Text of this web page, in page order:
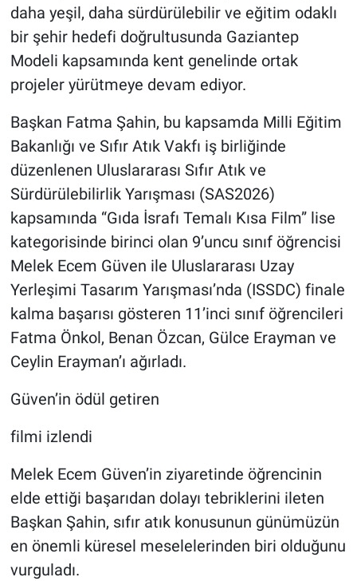
daha yeşil, daha sürdürülebilir ve eğitim odaklı
bir şehir hedefi doğrultusunda Gaziantep
Modeli kapsamında kent genelinde ortak
projeler yürütmeye devam ediyor.
Başkan Fatma Şahin, bu kapsamda Milli Eğitim
Bakanlığı ve Sıfır Atık Vakfı iş birliğinde
düzenlenen Uluslararası Sıfır Atık ve
Sürdürülebilirlik Yarışması (SAS2026)
kapsamında “Gıda İsrafı Temalı Kısa Film” lise
kategorisinde birinci olan 9’uncu sınıf öğrencisi
Melek Ecem Güven ile Uluslararası Uzay
Yerleşimi Tasarım Yarışması’nda (ISSDC) finale
kalma başarısı gösteren 11’inci sınıf öğrencileri
Fatma Önkol, Benan Özcan, Gülce Erayman ve
Ceylin Erayman’ı ağırladı.
Güven’in ödül getiren
filmi izlendi
Melek Ecem Güven’in ziyaretinde öğrencinin
elde ettiği başarıdan dolayı tebriklerini ileten
Başkan Şahin, sıfır atık konusunun günümüzün
en önemli küresel meselelerinden biri olduğunu
vurguladı.